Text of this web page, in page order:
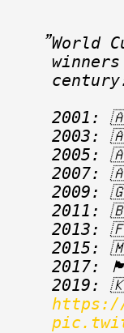
World
2001:
2003:
2005:
2007:
2009:
2011:
2013:
2015:
2017:
https://